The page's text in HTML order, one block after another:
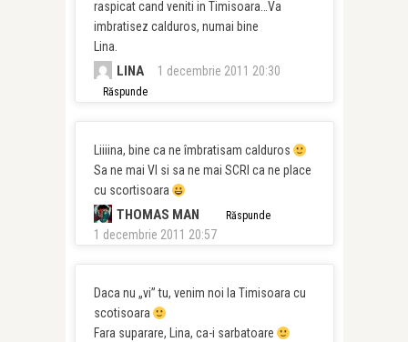
raspicat cand veniti in Timisoara…Va
imbratisez calduros, numai bine
Lina.
LINA 1 decembrie 2011 20:30
Răspunde
Liiiina, bine ca ne îmbratisam calduros
Sa ne mai VI si sa ne mai SCRI ca ne place
cu scortisoara
THOMAS MAN
1 decembrie 2011 20:57
Răspunde
Daca nu „vi” tu, venim noi la Timisoara cu
scotisoara
Fara suparare, Lina, ca-i sarbatoare